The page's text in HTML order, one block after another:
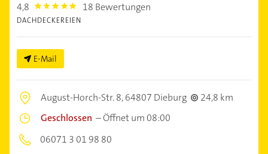
4,8 4.8 18 Bewertungen
DACHDECKEREIEN
E-Mail
August-Horch-Str. 8,64807 Dieburg
24,8 km
Geschlossen –Öffnet um 08:00
06071 3 01 98 80